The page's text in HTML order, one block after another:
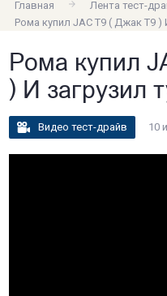
Главная
Лента тест-
Рома купил JAC T9 ( Джак Т9 )
Рома купил
) И загрузил
Видео тест-драйв 10